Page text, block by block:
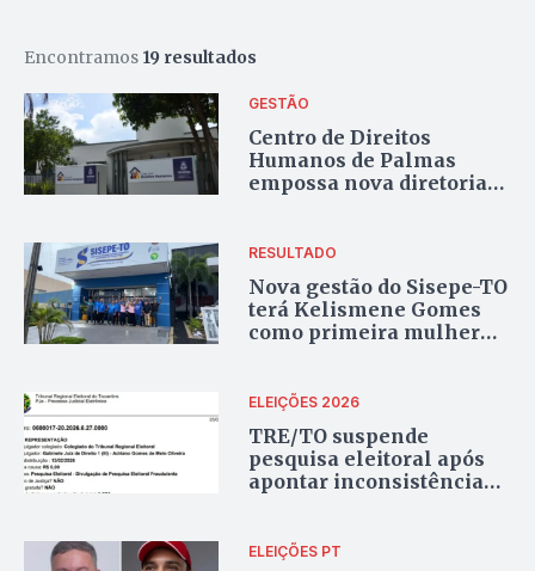
Encontramos 19 resultados
GESTÃO
Centro de Direitos
Humanos de Palmas
empossa nova diretoria
RESULTADO
Nova gestão do Sisepe-TO
terá Kelismene Gomes
como primeira mulher
ELEIÇÕES 2026
TRE/TO suspende
pesquisa eleitoral após
apontar inconsistências
ELEIÇÕES PT